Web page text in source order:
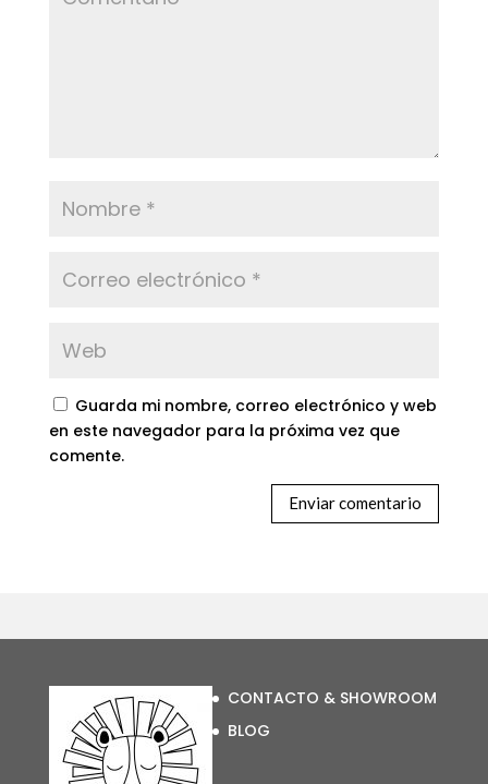
Guarda mi nombre, correo electrónico y web
en este navegador para la próxima vez que
comente.
CONTACTO & SHOWROOM
BLOG